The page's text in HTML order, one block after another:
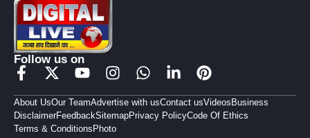
Follow us on
About UsOur TeamAdvertise with usContact usVideos Business
DisclaimerFeedbackSitemapPrivacy PolicyCode Of Ethics
Terms & Conditions Photo